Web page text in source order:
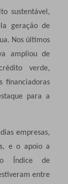
sustentável,
geração de
Nos últimos
ampliou de
verde,
financiadoras
para a
empresas,
e o apoio a
Índice de
entre